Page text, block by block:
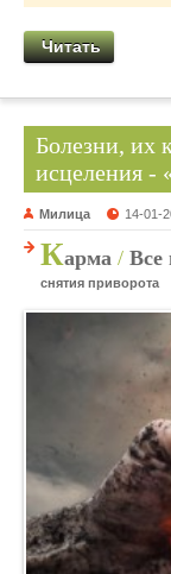
Читать
Болезни, их
исцеления -
Милица 14-01-
Карма / Все
снятия приворота